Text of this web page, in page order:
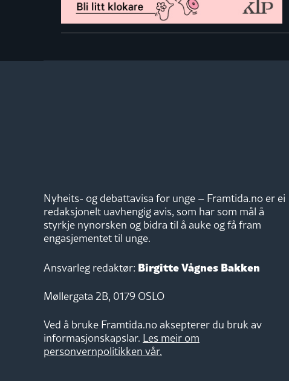
Nyheits- og debattavisa for unge – Framtida.no er ei
redaksjonelt uavhengig avis, som har som mål å
styrkje nynorsken og bidra til å auke og få fram
engasjementet til unge.
Ansvarleg redaktør: Birgitte Vågnes Bakken
Møllergata 2B, 0179 OSLO
Ved å bruke Framtida.no aksepterer du bruk av
informasjonskapslar. Les meir om
personvernpolitikken vår.